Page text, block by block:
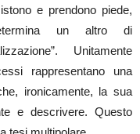
e prendono piede,
un altro di
Unitamente
rappresentano una
ironicamente, la sua
e descrivere. Questo